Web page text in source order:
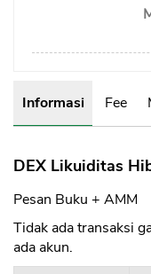
Asuransi
Asuransi
Informasi Fee
DEX Likuiditas
Pesan Buku + AMM
Tidak ada transaksi
ada akun.